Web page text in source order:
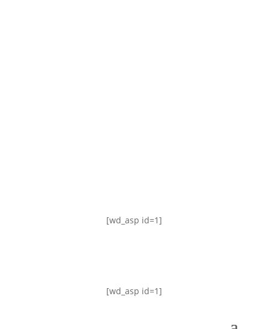
[wd_asp id=1]
[wd_asp id=1]